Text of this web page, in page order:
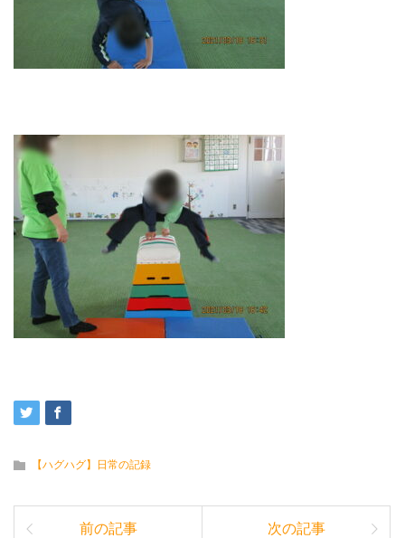
【ハグハグ】日常の記録
前の記事 次の記事